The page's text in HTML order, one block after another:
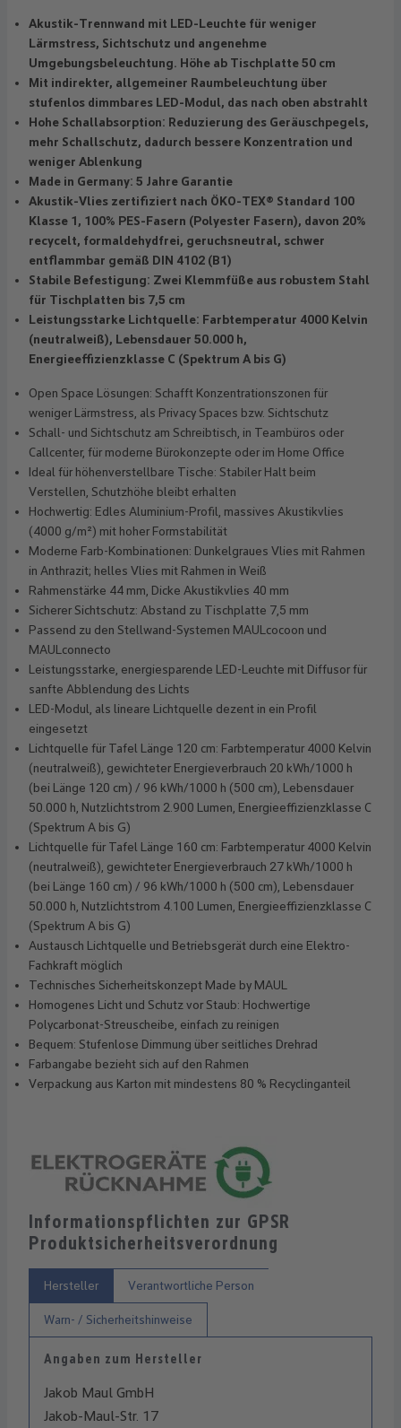
Akustik-Trennwand mit LED-Leuchte für weniger
Lärmstress, Sichtschutz und angenehme
Umgebungsbeleuchtung. Höhe ab Tischplatte 50 cm
Mit indirekter, allgemeiner Raumbeleuchtung über
stufenlos dimmbares LED-Modul, das nach oben abstrahlt
Hohe Schallabsorption: Reduzierung des Geräuschpegels,
mehr Schallschutz, dadurch bessere Konzentration und
weniger Ablenkung
Made in Germany: 5 Jahre Garantie
Akustik-Vlies zertifiziert nach ÖKO-TEX® Standard 100
Klasse 1, 100% PES-Fasern (Polyester Fasern), davon 20%
recycelt, formaldehydfrei, geruchsneutral, schwer
entflammbar gemäß DIN 4102 (B1)
Stabile Befestigung: Zwei Klemmfüße aus robustem Stahl
für Tischplatten bis 7,5 cm
Leistungsstarke Lichtquelle: Farbtemperatur 4000 Kelvin
(neutralweiß), Lebensdauer 50.000 h,
Energieeffizienzklasse C (Spektrum A bis G)
Open Space Lösungen: Schafft Konzentrationszonen für
weniger Lärmstress, als Privacy Spaces bzw. Sichtschutz
Schall- und Sichtschutz am Schreibtisch, in Teambüros oder
Callcenter, für moderne Bürokonzepte oder im Home Office
Ideal für höhenverstellbare Tische: Stabiler Halt beim
Verstellen, Schutzhöhe bleibt erhalten
Hochwertig: Edles Aluminium-Profil, massives Akustikvlies
(4000 g/m²) mit hoher Formstabilität
Moderne Farb-Kombinationen: Dunkelgraues Vlies mit Rahmen
in Anthrazit; helles Vlies mit Rahmen in Weiß
Rahmenstärke 44 mm, Dicke Akustikvlies 40 mm
Sicherer Sichtschutz: Abstand zu Tischplatte 7,5 mm
Passend zu den Stellwand-Systemen MAULcocoon und
MAULconnecto
Leistungsstarke, energiesparende LED-Leuchte mit Diffusor für
sanfte Abblendung des Lichts
LED-Modul, als lineare Lichtquelle dezent in ein Profil
eingesetzt
Lichtquelle für Tafel Länge 120 cm: Farbtemperatur 4000 Kelvin
(neutralweiß), gewichteter Energieverbrauch 20 kWh/1000 h
(bei Länge 120 cm) / 96 kWh/1000 h (500 cm), Lebensdauer
50.000 h, Nutzlichtstrom 2.900 Lumen, Energieeffizienzklasse C
(Spektrum A bis G)
Lichtquelle für Tafel Länge 160 cm: Farbtemperatur 4000 Kelvin
(neutralweiß), gewichteter Energieverbrauch 27 kWh/1000 h
(bei Länge 160 cm) / 96 kWh/1000 h (500 cm), Lebensdauer
50.000 h, Nutzlichtstrom 4.100 Lumen, Energieeffizienzklasse C
(Spektrum A bis G)
Austausch Lichtquelle und Betriebsgerät durch eine Elektro-
Fachkraft möglich
Technisches Sicherheitskonzept Made by MAUL
Homogenes Licht und Schutz vor Staub: Hochwertige
Polycarbonat-Streuscheibe, einfach zu reinigen
Bequem: Stufenlose Dimmung über seitliches Drehrad
Farbangabe bezieht sich auf den Rahmen
Verpackung aus Karton mit mindestens 80 % Recyclinganteil
Informationspflichten zur GPSR
Produktsicherheitsverordnung
Hersteller Verantwortliche Person
Warn- / Sicherheitshinweise
Angaben zum Hersteller
Jakob Maul GmbH
Jakob-Maul-Str. 17